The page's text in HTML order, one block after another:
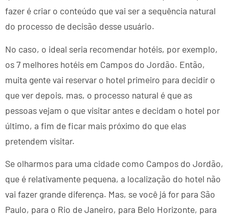
fazer é criar o conteúdo que vai ser a sequência natural
do processo de decisão desse usuário.
No caso, o ideal seria recomendar hotéis, por exemplo,
os 7 melhores hotéis em Campos do Jordão. Então,
muita gente vai reservar o hotel primeiro para decidir o
que ver depois, mas, o processo natural é que as
pessoas vejam o que visitar antes e decidam o hotel por
último, a fim de ficar mais próximo do que elas
pretendem visitar.
Se olharmos para uma cidade como Campos do Jordão,
que é relativamente pequena, a localização do hotel não
vai fazer grande diferença. Mas, se você já for para São
Paulo, para o Rio de Janeiro, para Belo Horizonte, para